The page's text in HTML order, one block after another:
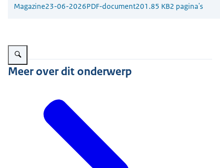
Magazine23-06-2026PDF-document201.85 KB2 pagina's
Vergroot afbeelding Op de foto staan Anouk Putker, arts in opleiding, en
Meer over dit onderwerp